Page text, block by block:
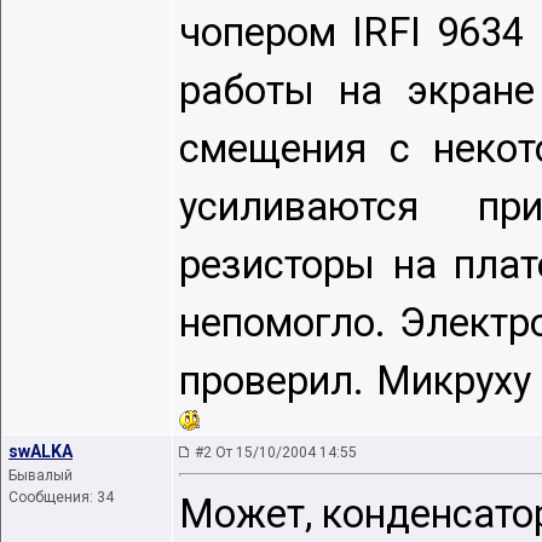
чопером IRFI
работы на
смещения с
усиливаются
резисторы на
непомогло.
проверил.
swALKA
Бывалый
Сообщения: 34
#2 От 15/10/2004 14:55
Может,